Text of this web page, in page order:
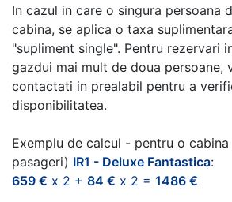
In cazul in care o singura persoana
cabina, se aplica o taxa
"supliment single". Pentru rezervari
gazdui mai mult de doua persoane,
contactati in prealabil pentru a
disponibilitatea.
Exemplu de calcul - pentru o
pasageri) IR1 - Deluxe Fantastica:
659 € x 2 + 84 € x 2 = 1486 €